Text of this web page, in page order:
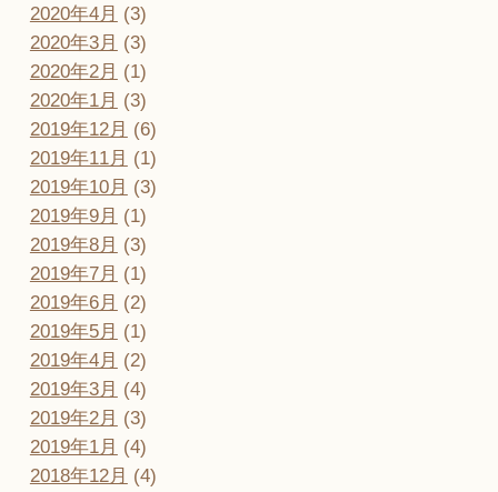
2020年4月 (3)
2020年3月 (3)
2020年2月 (1)
2020年1月 (3)
2019年12月 (6)
2019年11月 (1)
2019年10月 (3)
2019年9月 (1)
2019年8月 (3)
2019年7月 (1)
2019年6月 (2)
2019年5月 (1)
2019年4月 (2)
2019年3月 (4)
2019年2月 (3)
2019年1月 (4)
2018年12月 (4)